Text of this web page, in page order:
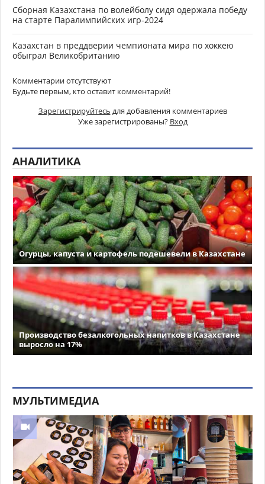
Сборная Казахстана по волейболу сидя одержала победу
на старте Паралимпийских игр-2024
Казахстан в преддверии чемпионата мира по хоккею
обыграл Великобританию
Комментарии отсутствуют
Будьте первым, кто оставит комментарий!
Зарегистрируйтесь для добавления комментариев
Уже зарегистрированы? Вход
АНАЛИТИКА
Огурцы, капуста и картофель подешевели в Казахстане
Производство безалкогольных напитков в Казахстане
выросло на 17%
МУЛЬТИМЕДИА